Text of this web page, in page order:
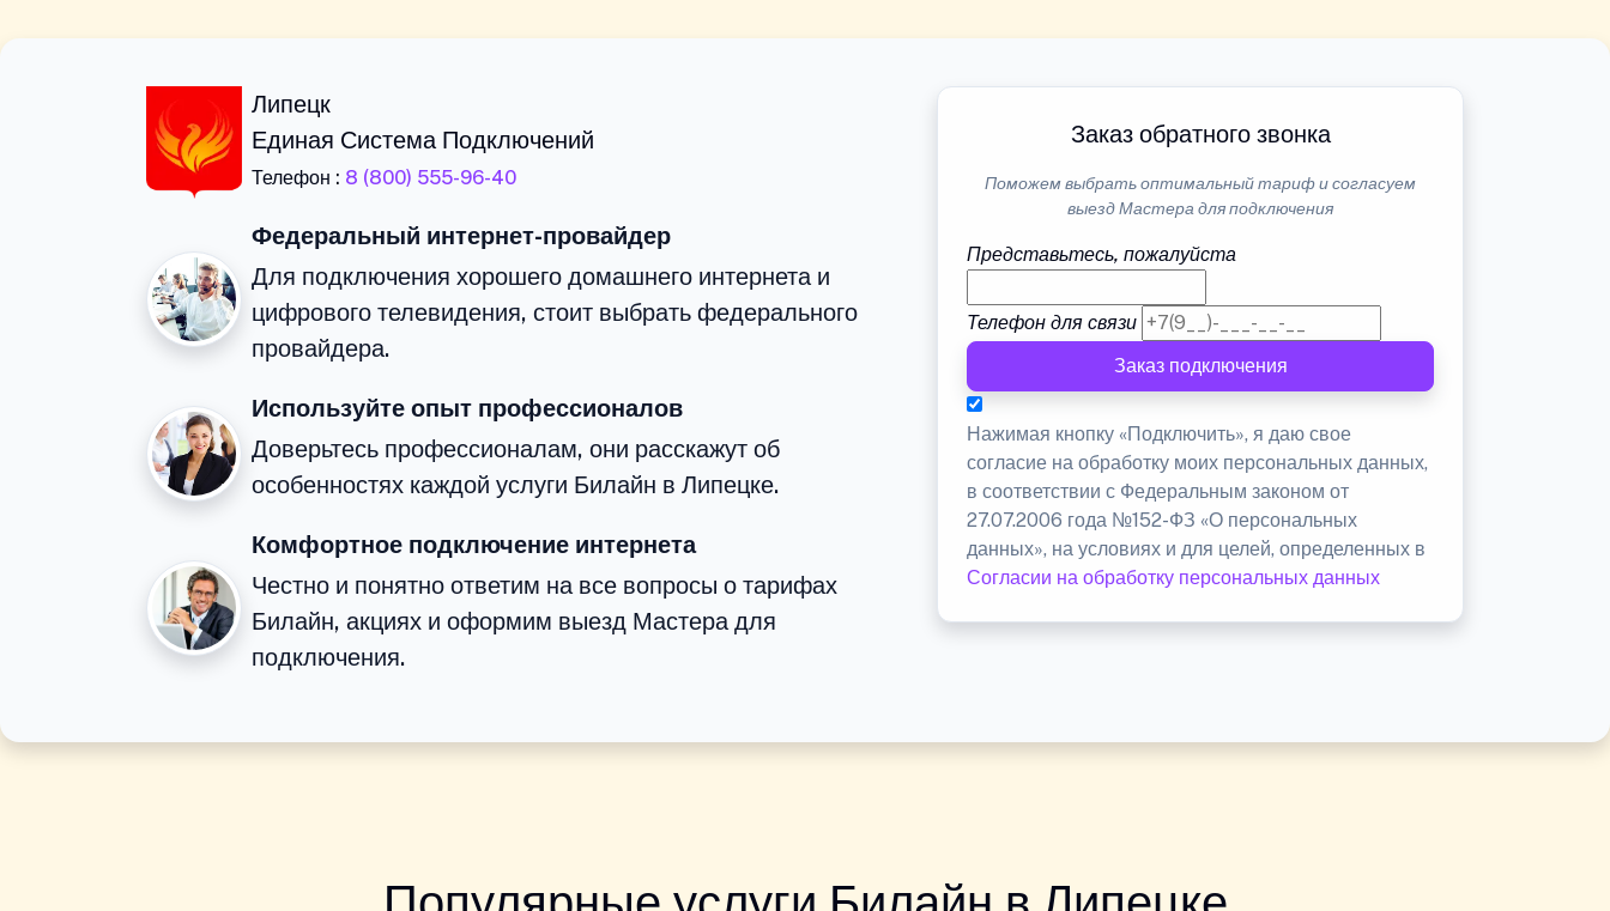
Липецк
Единая Система Подключений
Телефон : 8 (800) 555-96-40
Федеральный интернет-провайдер
Для подключения хорошего домашнего интернета и
цифрового телевидения, стоит выбрать федерального
провайдера.
Используйте опыт профессионалов
Доверьтесь профессионалам, они расскажут об
особенностях каждой услуги Билайн в Липецке.
Комфортное подключение интернета
Честно и понятно ответим на все вопросы о тарифах
Билайн, акциях и оформим выезд Мастера для
подключения.
Заказ обратного звонка
Поможем выбрать оптимальный тариф и согласуем
выезд Мастера для подключения
Представьтесь, пожалуйста
Телефон для связи
Заказ подключения
Нажимая кнопку «Подключить», я даю свое
согласие на обработку моих персональных данных,
в соответствии с Федеральным законом от
27.07.2006 года №152-ФЗ «О персональных
данных», на условиях и для целей, определенных в
Согласии на обработку персональных данных